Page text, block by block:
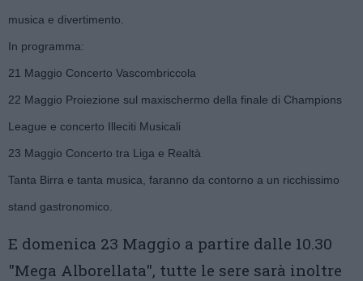
musica e divertimento.
In programma:
21 Maggio Concerto Vascombriccola
22 Maggio Proiezione sul maxischermo della finale di Champions
League e concerto Illeciti Musicali
23 Maggio Concerto tra Liga e Realtà
Tanta Birra e tanta musica, faranno da contorno a un ricchissimo
stand gastronomico.
E domenica 23 Maggio a partire dalle 10.30
"Mega Alborellata", tutte le sere sarà inoltre